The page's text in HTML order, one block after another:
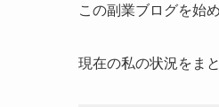
この副業ブログを始
現在の私の状況をま